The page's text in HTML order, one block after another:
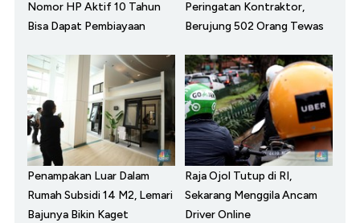
Nomor HP Aktif 10 Tahun
Bisa Dapat Pembiayaan
Peringatan Kontraktor,
Berujung 502 Orang Tewas
Penampakan Luar Dalam
Rumah Subsidi 14 M2, Lemari
Bajunya Bikin Kaget
Raja Ojol Tutup di RI,
Sekarang Menggila Ancam
Driver Online